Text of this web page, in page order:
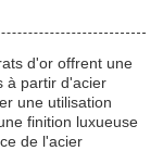
d'or offrent une
à partir d'acier
une utilisation
finition luxueuse
de l'acier